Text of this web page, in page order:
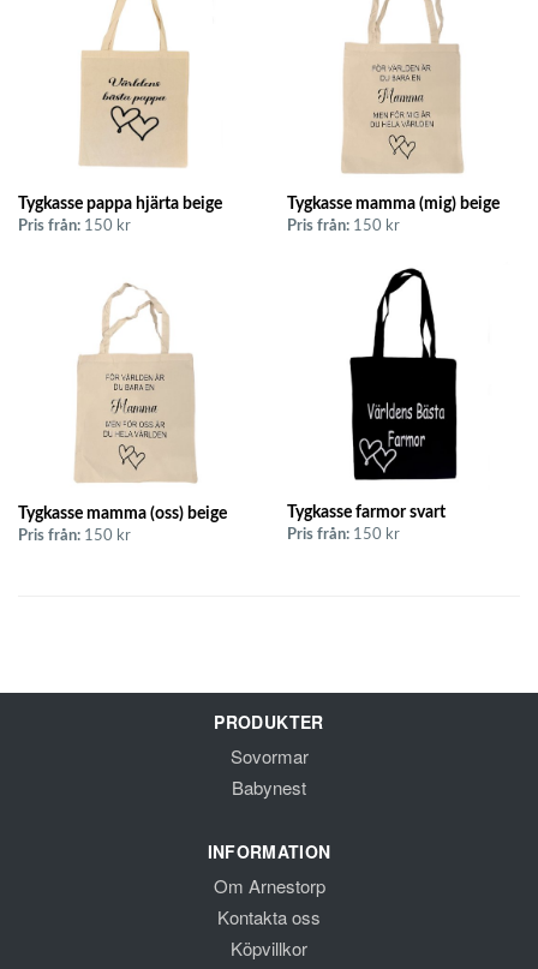
Tygkasse pappa hjärta beige
Pris från: 150 kr
Tygkasse mamma (mig) beige
Pris från: 150 kr
Tygkasse mamma (oss) beige
Pris från: 150 kr
Tygkasse farmor svart
Pris från: 150 kr
PRODUKTER
Sovormar
Babynest
INFORMATION
Om Arnestorp
Kontakta oss
Köpvillkor